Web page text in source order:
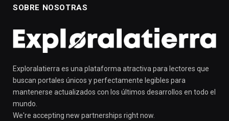
SOBRE NOSOTRAS
Exploralatierra es una plataforma atractiva para lectores que
buscan portales únicos y perfectamente legibles para
mantenerse actualizados con los últimos desarrollos en todo el
mundo.
We're accepting new partnerships right now.